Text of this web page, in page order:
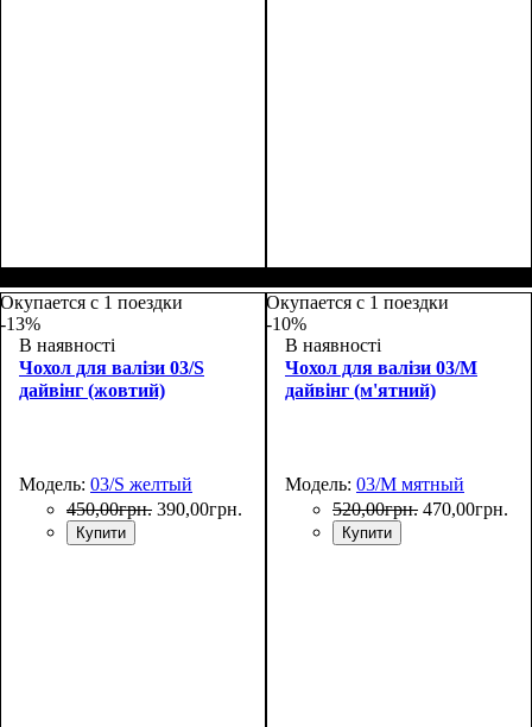
Окупается с 1 поездки
-13%
В наявності
Чохол для валізи 03/S
дайвінг (жовтий)
Модель: 03/S желтый
450,00грн. 390,00грн.
Купити
Окупается с 1 поездки
-10%
В наявності
Чохол для валізи 03/M
дайвінг (м'ятний)
Модель: 03/M мятный
520,00грн. 470,00грн.
Купити